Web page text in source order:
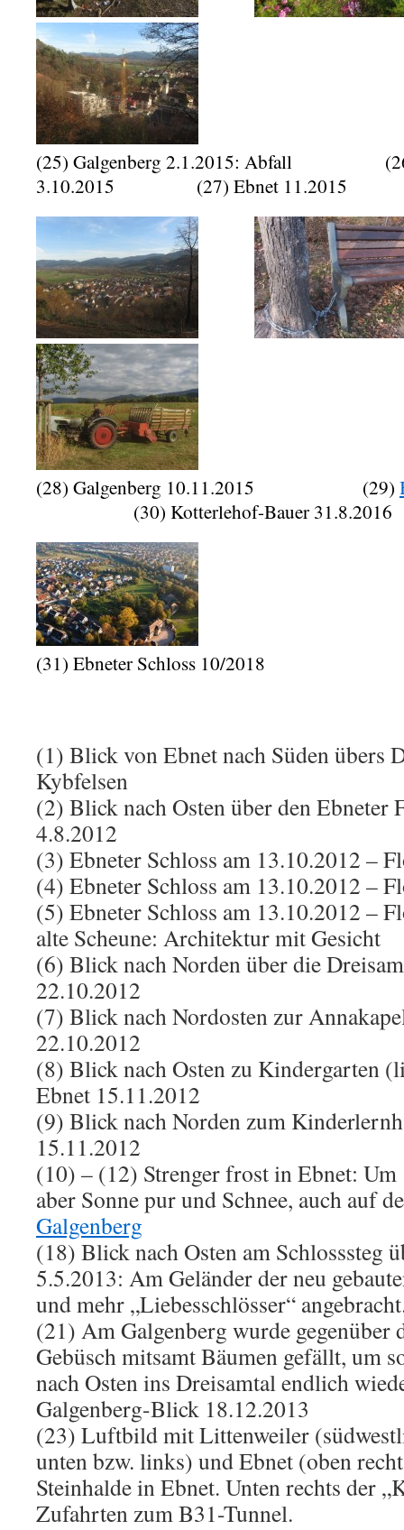
(25) Galgenberg 2.1.2015: Abfall
3.10.2015 (27) Ebnet 11.2015
(28) Galgenberg 10.11.2015 (29)
(30) Kotterlehof-Bauer 31.8.2016
(31) Ebneter Schloss 10/2018
(1) Blick von Ebnet nach Süden übers
Kybfelsen
(2) Blick nach Osten über den
4.8.2012
(3) Ebneter Schloss am 13.10.2012 –
(4) Ebneter Schloss am 13.10.2012 –
(5) Ebneter Schloss am 13.10.2012 –
alte Scheune: Architektur mit Gesicht
(6) Blick nach Norden über die
22.10.2012
(7) Blick nach Nordosten zur
22.10.2012
(8) Blick nach Osten zu Kindergarten
Ebnet 15.11.2012
(9) Blick nach Norden zum
15.11.2012
(10) – (12) Strenger frost in Ebnet:
aber Sonne pur und Schnee, auch auf
Galgenberg
(18) Blick nach Osten am Schlosssteg
5.5.2013: Am Geländer der neu
und mehr „Liebesschlösser“
(21) Am Galgenberg wurde gegenüber
Gebüsch mitsamt Bäumen gefällt, um
nach Osten ins Dreisamtal endlich
Galgenberg-Blick 18.12.2013
(23) Luftbild mit Littenweiler
unten bzw. links) und Ebnet (oben
Steinhalde in Ebnet. Unten rechts der
Zufahrten zum B31-Tunnel.